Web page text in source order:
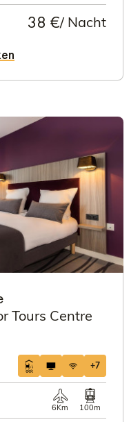
38 €/ Nacht
Tours Centre
+7
6Km 100m